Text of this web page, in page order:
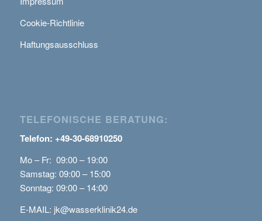
Cookie-Richtlinie
Haftungsausschluss
TELEFONISCHE BERATUNG:
Telefon: +49-30-68910250
Mo – Fr: 09:00 – 19:00
Samstag: 09:00 – 15:00
Sonntag: 09:00 – 14:00
E-MAIL: jk@wasserklinik24.de